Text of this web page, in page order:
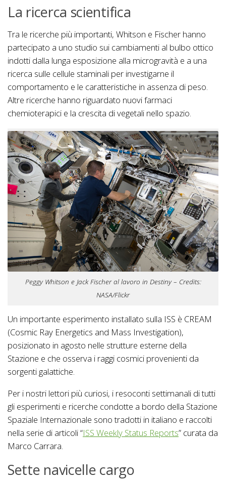
La ricerca scientifica
Tra le ricerche più importanti, Whitson e Fischer hanno
partecipato a uno studio sui cambiamenti al bulbo ottico
indotti dalla lunga esposizione alla microgravità e a una
ricerca sulle cellule staminali per investigarne il
comportamento e le caratteristiche in assenza di peso.
Altre ricerche hanno riguardato nuovi farmaci
chemioterapici e la crescita di vegetali nello spazio.
Peggy Whitson e Jack Fischer al lavoro in Destiny – Credits:
NASA/Flickr
Un importante esperimento installato sulla ISS è CREAM
(Cosmic Ray Energetics and Mass Investigation),
posizionato in agosto nelle strutture esterne della
Stazione e che osserva i raggi cosmici provenienti da
sorgenti galattiche.
Per i nostri lettori più curiosi, i resoconti settimanali di tutti
gli esperimenti e ricerche condotte a bordo della Stazione
Spaziale Internazionale sono tradotti in italiano e raccolti
nella serie di articoli “ISS Weekly Status Reports” curata da
Marco Carrara.
Sette navicelle cargo